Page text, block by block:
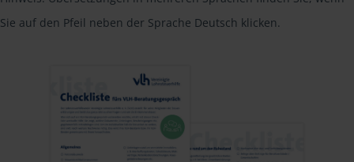
Sie auf den Pfeil neben der Sprache Deutsch klicken.